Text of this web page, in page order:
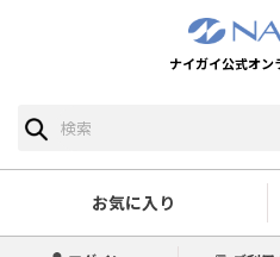
ナイガイ公式オン
お気に入り
並び順
新着順